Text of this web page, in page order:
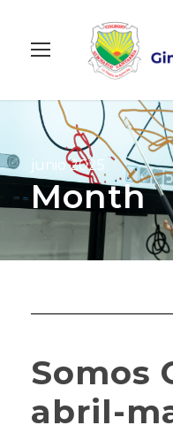
junio 2025
Month
Somos
abril-